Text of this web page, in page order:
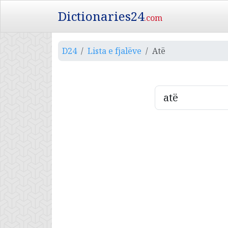
Dictionaries24.com
D24 Lista e fjalëve Atë